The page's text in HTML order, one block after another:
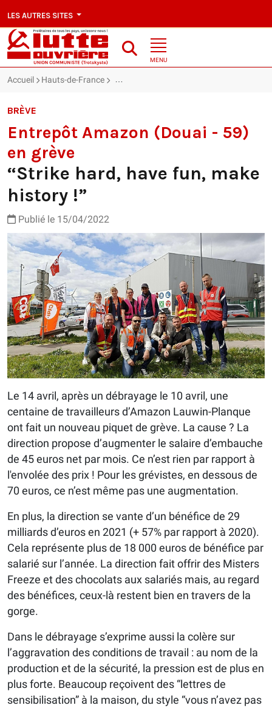
LES AUTRES SITES
MENU
Accueil Hauts-de-France Entrepôt Amazon (Douai - 59) en grève :
BRÈVE
Entrepôt Amazon (Douai - 59)
en grève
“Strike hard, have fun, make
history !”
Publié le 15/04/2022
Le 14 avril, après un débrayage le 10 avril, une
centaine de travailleurs d’Amazon Lauwin-Planque
ont fait un nouveau piquet de grève. La cause ? La
direction propose d’augmenter le salaire d’embauche
de 45 euros net par mois. Ce n’est rien par rapport à
l'envolée des prix ! Pour les grévistes, en dessous de
70 euros, ce n’est même pas une augmentation.
En plus, la direction se vante d’un bénéfice de 29
milliards d’euros en 2021 (+ 57% par rapport à 2020).
Cela représente plus de 18 000 euros de bénéfice par
salarié sur l’année. La direction fait offrir des Misters
Freeze et des chocolats aux salariés mais, au regard
des bénéfices, ceux-là restent bien en travers de la
gorge.
Dans le débrayage s’exprime aussi la colère sur
l’aggravation des conditions de travail : au nom de la
production et de la sécurité, la pression est de plus en
plus forte. Beaucoup reçoivent des “lettres de
sensibilisation” à la maison, du style “vous n’avez pas